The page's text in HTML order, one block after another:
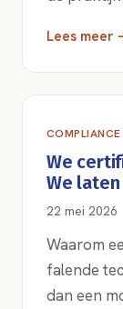
Lees meer
COMPLIANCE
We
We
22 mei 2026
Waarom
falende
dan een